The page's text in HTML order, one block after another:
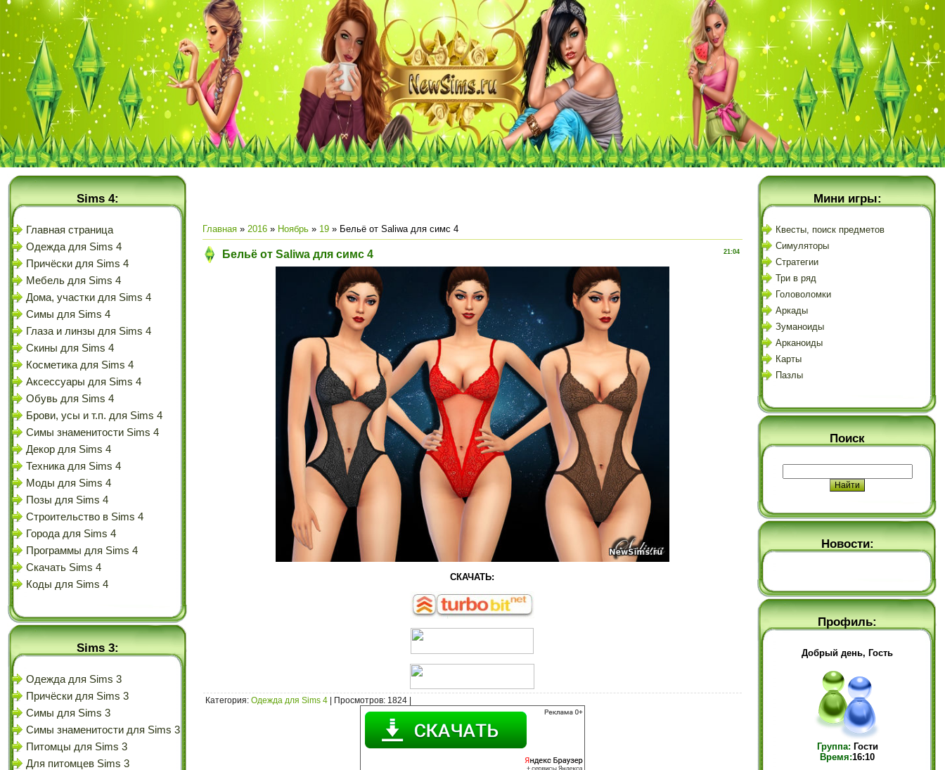
Sims 4:
Главная страница
Одежда для Sims 4
Причёски для Sims 4
Мебель для Sims 4
Дома, участки для Sims 4
Симы для Sims 4
Глаза и линзы для Sims 4
Скины для Sims 4
Косметика для Sims 4
Аксессуары для Sims 4
Обувь для Sims 4
Брови, усы и т.п. для Sims 4
Симы знаменитости Sims 4
Декор для Sims 4
Техника для Sims 4
Моды для Sims 4
Позы для Sims 4
Строительство в Sims 4
Города для Sims 4
Программы для Sims 4
Скачать Sims 4
Коды для Sims 4
Sims 3:
Одежда для Sims 3
Причёски для Sims 3
Симы для Sims 3
Симы знаменитости для Sims 3
Питомцы для Sims 3
Для питомцев Sims 3
Главная » 2016 » Ноябрь » 19 » Бельё от Saliwa для симс 4
21:04
Бельё от Saliwa для симс 4
СКАЧАТЬ:
Категория: Одежда для Sims 4 Просмотров: 1824 |
Мини игры:
Квесты, поиск предметов
Симуляторы
Стратегии
Три в ряд
Головоломки
Аркады
Зуманоиды
Арканоиды
Карты
Пазлы
Поиск
Новости:
Профиль:
Добрый день, Гость
Группа: Гости
Время:16:10